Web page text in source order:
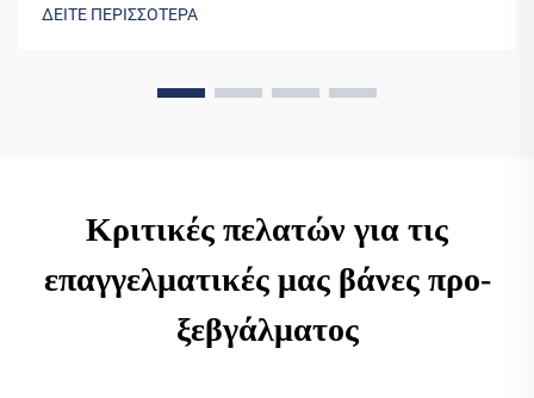
ΔΕΙΤΕ ΠΕΡΙΣΣΟΤΕΡΑ
Κριτικές πελατών για τις
επαγγελματικές μας βάνες προ-
ξεβγάλματος